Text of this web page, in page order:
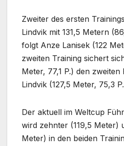
Zweiter des ersten
Lindvik mit 131,5 Metern
folgt Anze Lanisek (122
zweiten Training sichert
Meter, 77,1 P.) den
Lindvik (127,5 Meter, 75,3
Der aktuell im Weltcup
wird zehnter (119,5 Meter)
Meter) in den beiden